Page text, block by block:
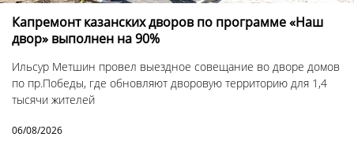
Капремонт казанских дворов по программе «Наш
двор» выполнен на 90%
Ильсур Метшин провел выездное совещание во дворе домов
по пр.Победы, где обновляют дворовую территорию для 1,4
тысячи жителей
06/08/2026